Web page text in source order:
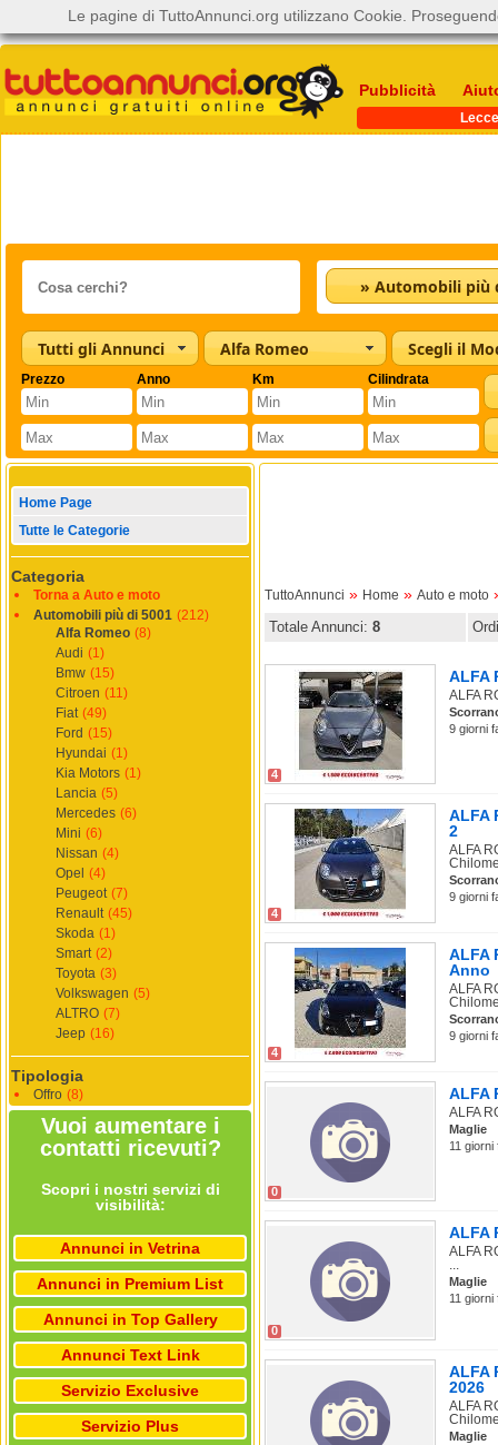
Pubblicità
Lecce
Tutti gli Annunci Alfa Romeo Scegli il
Prezzo Anno Km Cilindrata
Home Page
Tutte le Categorie
Categoria
Torna a Auto e moto
Automobili più di 5001 (212)
Alfa Romeo (8)
Audi (1)
Bmw (15)
Citroen (11)
Fiat (49)
Ford (15)
Hyundai (1)
Kia Motors (1)
Lancia (5)
Mercedes (6)
Mini (6)
Nissan (4)
Opel (4)
Peugeot (7)
Renault (45)
Skoda (1)
Smart (2)
Toyota (3)
Volkswagen (5)
ALTRO (7)
Jeep (16)
Tipologia
Offro (8)
Vuoi aumentare i
contatti ricevuti?
Scopri i nostri servizi di
visibilità:
Annunci in Vetrina
Annunci in Premium List
Annunci in Top Gallery
Annunci Text Link
Servizio Exclusive
Servizio Plus
TuttoAnnunci » Home » Auto e moto
Totale Annunci: 8
4
ALFA
ALFA
9 giorni
4
ALFA
2
ALFA
9 giorni
4
ALFA
Anno
ALFA
9 giorni
0
ALFA
ALFA
Maglie
11 giorni
0
ALFA
ALFA
...
Maglie
11 giorni
ALFA
2026
ALFA
Maglie
Le pagine di TuttoAnnunci.org utilizzano Cookie.